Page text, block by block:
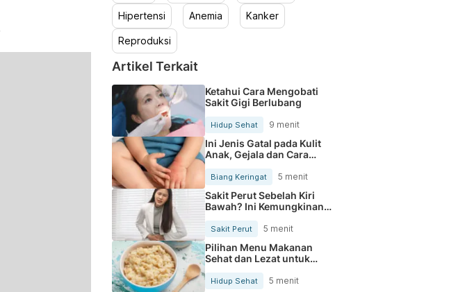
Hipertensi Anemia Kanker
Reproduksi
Artikel Terkait
Ketahui Cara Mengobati
Sakit Gigi Berlubang
Hidup Sehat 9 menit
Ini Jenis Gatal pada Kulit
Anak, Gejala dan Cara
Mengobatinya
Biang Keringat 5 menit
Sakit Perut Sebelah Kiri
Bawah? Ini Kemungkinan
Sakit Perut 5 menit
Pilihan Menu Makanan
Sehat dan Lezat untuk
Mengurangi Kolesterol
Hidup Sehat 5 menit